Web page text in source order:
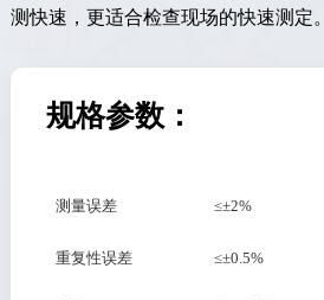
测快速，更适合检查现场的快速测定。
规格参数：
测量误差 ≤±2%
重复性误差 ≤±0.5%